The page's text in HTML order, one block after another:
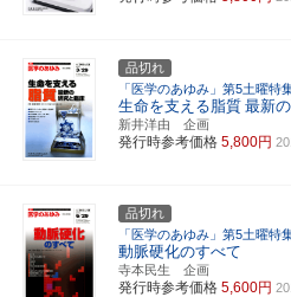
品切れ
「医学のあゆみ」第5土曜特
生命を支える脂質 最新
新井洋由 企画
発行時参考価格 5,800円
品切れ
「医学のあゆみ」第5土曜特
動脈硬化のすべて
寺本民生 企画
発行時参考価格 5,600円